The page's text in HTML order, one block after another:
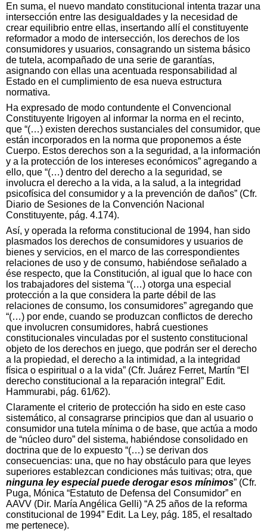
En suma, el nuevo mandato constitucional intenta trazar una
intersección entre las desigualdades y la necesidad de
crear equilibrio entre ellas, insertando allí el constituyente
reformador a modo de intersección, los derechos de los
consumidores y usuarios, consagrando un sistema básico
de tutela, acompañado de una serie de garantías,
asignando con ellas una acentuada responsabilidad al
Estado en el cumplimiento de esa nueva estructura
normativa.
Ha expresado de modo contundente el Convencional
Constituyente Irigoyen al informar la norma en el recinto,
que “(…) existen derechos sustanciales del consumidor, que
están incorporados en la norma que proponemos a éste
Cuerpo. Estos derechos son a la seguridad, a la información
y a la protección de los intereses económicos” agregando a
ello, que “(…) dentro del derecho a la seguridad, se
involucra el derecho a la vida, a la salud, a la integridad
psicofísica del consumidor y a la prevención de daños” (Cfr.
Diario de Sesiones de la Convención Nacional
Constituyente, pág. 4.174).
Así, y operada la reforma constitucional de 1994, han sido
plasmados los derechos de consumidores y usuarios de
bienes y servicios, en el marco de las correspondientes
relaciones de uso y de consumo, habiéndose señalado a
ése respecto, que la Constitución, al igual que lo hace con
los trabajadores del sistema “(…) otorga una especial
protección a la que considera la parte débil de las
relaciones de consumo, los consumidores” agregando que
“(…) por ende, cuando se produzcan conflictos de derecho
que involucren consumidores, habrá cuestiones
constitucionales vinculadas por el sustento constitucional
objeto de los derechos en juego, que podrán ser el derecho
a la propiedad, el derecho a la intimidad, a la integridad
física o espiritual o a la vida” (Cfr. Juárez Ferret, Martín “El
derecho constitucional a la reparación integral” Edit.
Hammurabi, pág. 61/62).
Claramente el criterio de protección ha sido en este caso
sistemático, al consagrarse principios que dan al usuario o
consumidor una tutela mínima o de base, que actúa a modo
de “núcleo duro” del sistema, habiéndose consolidado en
doctrina que de lo expuesto “(…) se derivan dos
consecuencias: una, que no hay obstáculo para que leyes
superiores establezcan condiciones más tuitivas; otra, que
ninguna ley especial puede derogar esos mínimos” (Cfr.
Puga, Mónica “Estatuto de Defensa del Consumidor” en
AAVV (Dir. María Angélica Gelli) “A 25 años de la reforma
constitucional de 1994” Edit. La Ley, pág. 185, el resaltado
me pertenece).